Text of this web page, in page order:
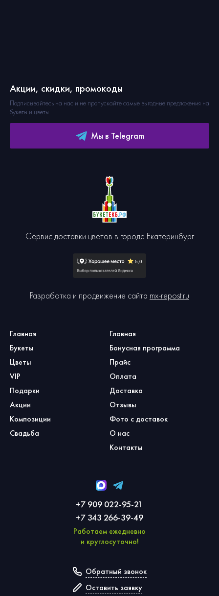
Главная
Букеты
Цветы
VIP
Подарки
Акции
Композиции
Свадьба
Главная
Бонусная программа
Прайс
Оплата
Доставка
Отзывы
Фото с доставок
О нас
Контакты
Сервис доставки цветов в городе Екатеринбург
Разработка и продвижение сайта mx-repost.ru
Акции, скидки, промокоды
Подписывайтесь на нас и не пропускайте самые выгодные предложения на
букеты и цветы
Мы в Telegram
+7 909 022-95-21
+7 343 266-39-49
Работаем ежедневно
и круглосуточно!
Обратный звонок
Оставить заявку